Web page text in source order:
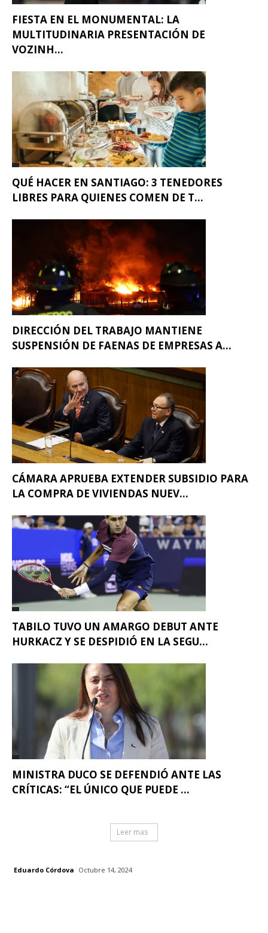
FIESTA EN EL MONUMENTAL: LA
MULTITUDINARIA PRESENTACIÓN DE
VOZINH...
QUÉ HACER EN SANTIAGO: 3 TENEDORES
LIBRES PARA QUIENES COMEN DE T...
DIRECCIÓN DEL TRABAJO MANTIENE
SUSPENSIÓN DE FAENAS DE EMPRESAS A...
CÁMARA APRUEBA EXTENDER SUBSIDIO PARA
LA COMPRA DE VIVIENDAS NUEV...
TABILO TUVO UN AMARGO DEBUT ANTE
HURKACZ Y SE DESPIDIÓ EN LA SEGU...
MINISTRA DUCO SE DEFENDIÓ ANTE LAS
CRÍTICAS: “EL ÚNICO QUE PUEDE ...
Leer mas
Eduardo Córdova Octubre 14, 2024